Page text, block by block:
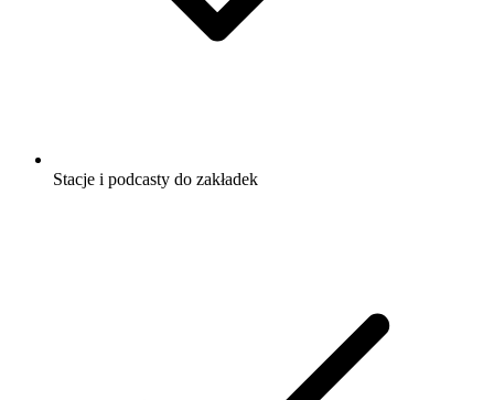
Stacje i podcasty do zakładek